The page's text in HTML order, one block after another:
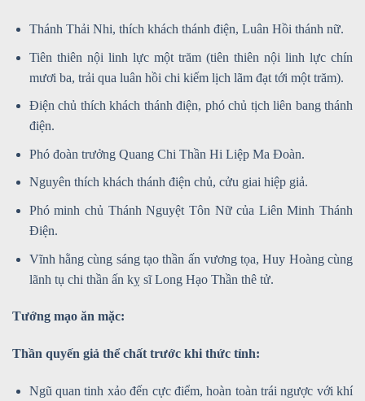
Thánh Thải Nhi, thích khách thánh điện, Luân Hồi thánh nữ.
Tiên thiên nội linh lực một trăm (tiên thiên nội linh lực chín
mươi ba, trải qua luân hồi chi kiếm lịch lãm đạt tới một trăm).
Điện chủ thích khách thánh điện, phó chủ tịch liên bang thánh
điện.
Phó đoàn trưởng Quang Chi Thần Hi Liệp Ma Đoàn.
Nguyên thích khách thánh điện chủ, cửu giai hiệp giả.
Phó minh chủ Thánh Nguyệt Tôn Nữ của Liên Minh Thánh
Điện.
Vĩnh hằng cùng sáng tạo thần ấn vương tọa, Huy Hoàng cùng
lãnh tụ chi thần ấn kỵ sĩ Long Hạo Thần thê tử.
Tướng mạo ăn mặc:
Thần quyến giả thể chất trước khi thức tỉnh:
Ngũ quan tinh xảo đến cực điểm, hoàn toàn trái ngược với khí